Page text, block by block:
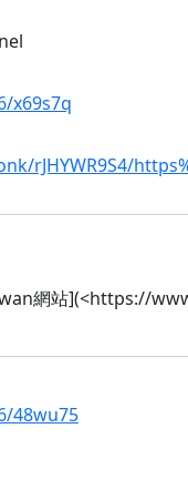
x69s7q
rJHYWR9S4/
網站](<https://
48wu75